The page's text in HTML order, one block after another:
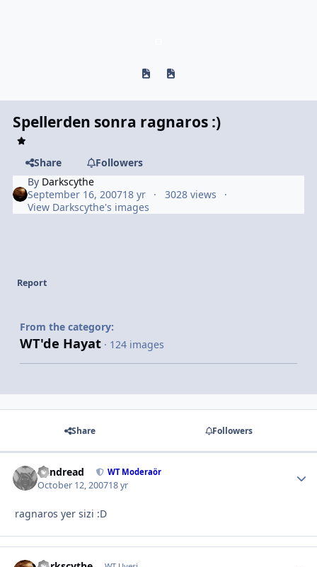
Previous carousel slide
Next carousel slide
Spellerden sonra ragnaros :)
Share
Followers
By Darkscythe
September 16, 200718 yr
3028 views
View Darkscythe's images
Report
From the category:
WT'de Hayat · 124 images
Share Followers
Vandread WT Moderaör
October 12, 200718 yr
ragnaros yer sizi :D